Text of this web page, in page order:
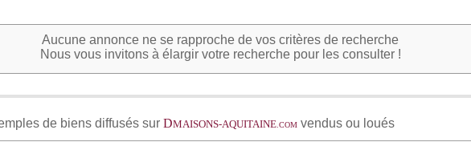
Aucune annonce ne se rapproche de vos critères de recherche
Nous vous invitons à élargir votre recherche pour les consulter !
de biens diffusés sur DMAISONS-AQUITAINE .COM vendus ou loués